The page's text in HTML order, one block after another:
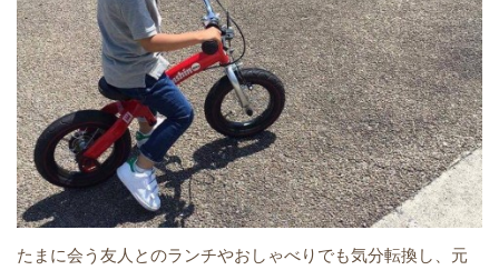
たまに会う友人とのランチやおしゃべりでも気分転換し、元